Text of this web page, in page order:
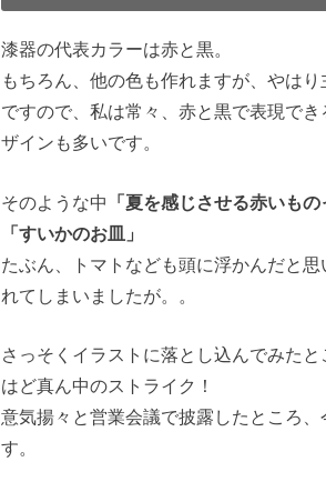
漆器の代表カラーは赤と黒。
もちろん、他の色も作れますが、やはり
ですので、私は常々、赤と黒で表現で
ザインも多いです。
そのような中 「夏を感じさせる赤いもの
「すいかのお皿」
たぶん、トマトなども頭に浮かんだと
れてしまいましたが。。
さっそくイラストに落とし込んでみた
はど真ん中のストライク！
意気揚々と営業会議で披露したところ
す。